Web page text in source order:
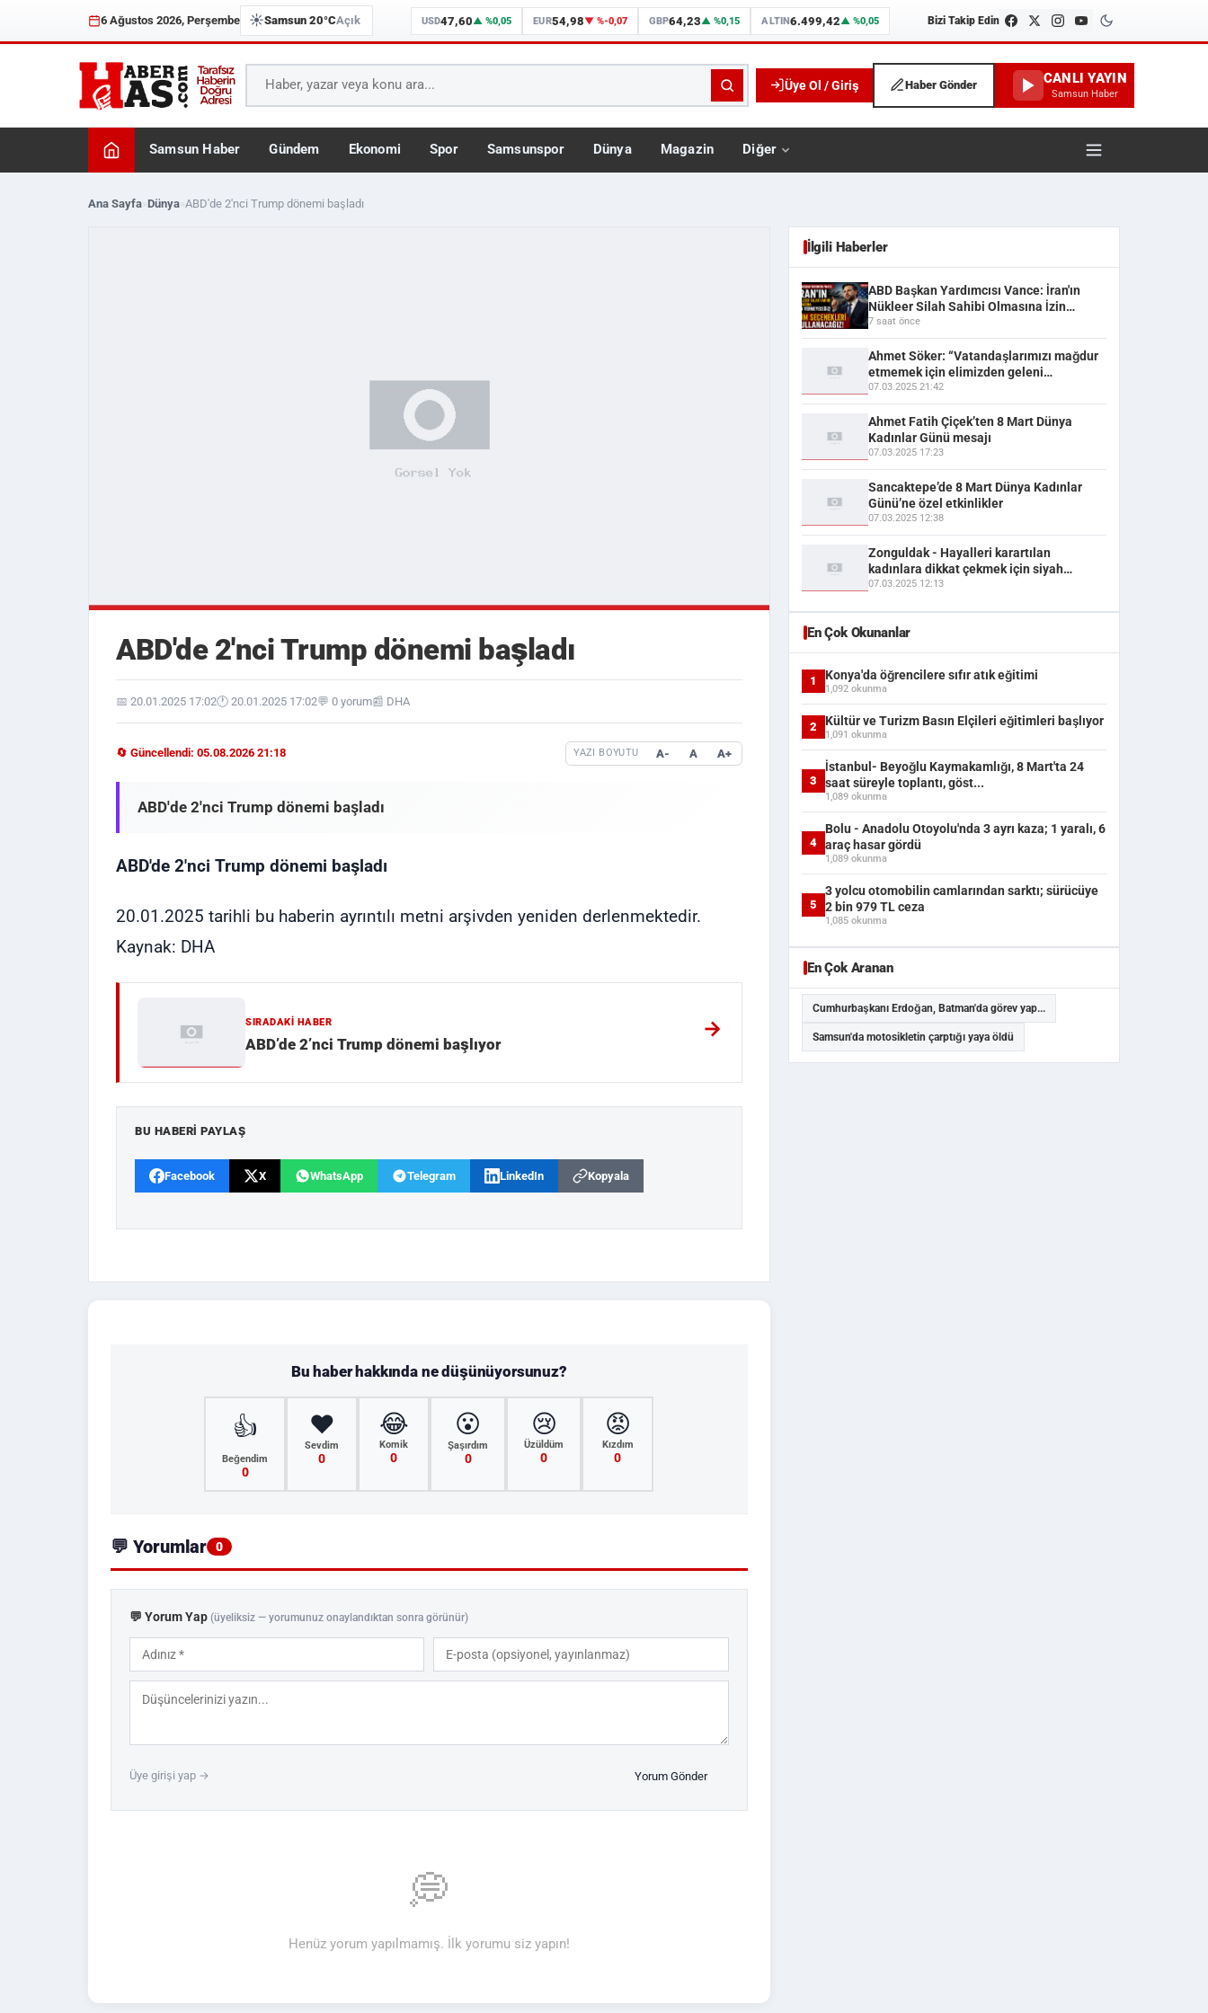
6 Ağustos 2026, Perşembe ☀️Samsun 20°CAçık USD47,60▲ %0,05 EUR54,98▼ %-0,07 GBP64,23▲ %0,15 ALTIN6.499,42▲ %0,05 Bizi Takip Edin
Üye Ol / Giriş Haber Gönder CANLI YAYIN
Samsun Haber
Samsun Haber Gündem Ekonomi Spor Samsunspor Dünya Magazin Diğer
Ana Sayfa Dünya ABD'de 2'nci Trump dönemi başladı
ABD'de 2'nci Trump dönemi başladı
📅 20.01.2025 17:02🕐 20.01.2025 17:02💬 0 yorum📰 DHA
🔄 Güncellendi: 05.08.2026 21:18 YAZI BOYUTU A- A A+
ABD'de 2'nci Trump dönemi başladı
ABD'de 2'nci Trump dönemi başladı
20.01.2025 tarihli bu haberin ayrıntılı metni arşivden yeniden derlenmektedir.
Kaynak: DHA
SIRADAKI HABER
ABD’de 2’nci Trump dönemi başlıyor
BU HABERI PAYLAŞ
Facebook X WhatsApp Telegram LinkedIn Kopyala
Bu haber hakkında ne düşünüyorsunuz?
👍
Beğendim
0
❤️
Sevdim
0
😂
Komik
0
😮
Şaşırdım
0
😢
Üzüldüm
0
😡
Kızdım
0
💬 Yorumlar 0
💬 Yorum Yap (üyeliksiz — yorumunuz onaylandıktan sonra görünür)
Üye girişi yap → Yorum Gönder
💭
Henüz yorum yapılmamış. İlk yorumu siz yapın!
İlgili Haberler
ABD Başkan Yardımcısı Vance: İran'ın
Nükleer Silah Sahibi Olmasına İzin
Vermeyeceğiz
7 saat önce
Ahmet Söker: “Vatandaşlarımızı mağdur
etmemek için elimizden geleni
yapacağız”
07.03.2025 21:42
Ahmet Fatih Çiçek’ten 8 Mart Dünya
Kadınlar Günü mesajı
07.03.2025 17:23
Sancaktepe’de 8 Mart Dünya Kadınlar
Günü’ne özel etkinlikler
07.03.2025 12:38
Zonguldak - Hayalleri karartılan
kadınlara dikkat çekmek için siyah
gelinlik dikti
07.03.2025 12:13
En Çok Okunanlar
1 Konya'da öğrencilere sıfır atık eğitimi
1,092 okunma
2 Kültür ve Turizm Basın Elçileri eğitimleri başlıyor
1,091 okunma
3
İstanbul- Beyoğlu Kaymakamlığı, 8 Mart'ta 24
saat süreyle toplantı, göst...
1,089 okunma
4
Bolu - Anadolu Otoyolu'nda 3 ayrı kaza; 1 yaralı, 6
araç hasar gördü
1,089 okunma
5
3 yolcu otomobilin camlarından sarktı; sürücüye
2 bin 979 TL ceza
1,085 okunma
En Çok Aranan
Cumhurbaşkanı Erdoğan, Batman'da görev yap...
Samsun'da motosikletin çarptığı yaya öldü